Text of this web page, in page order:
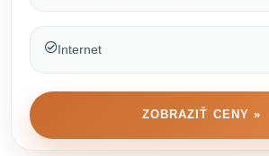
Internet
ZOBRAZIŤ CENY »